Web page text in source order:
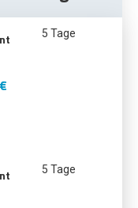
5 Tage
5 Tage